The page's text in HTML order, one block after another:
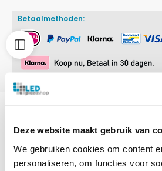
Deze website maakt gebruik van
We gebruiken cookies om content
personaliseren, om functies voor
Betaalmethoden: